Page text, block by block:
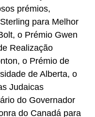
prémios,
para Melhor
o Prémio Gwen
Realização
o Prémio de
de Alberta, o
Judaicas
do Governador
do Canadá para